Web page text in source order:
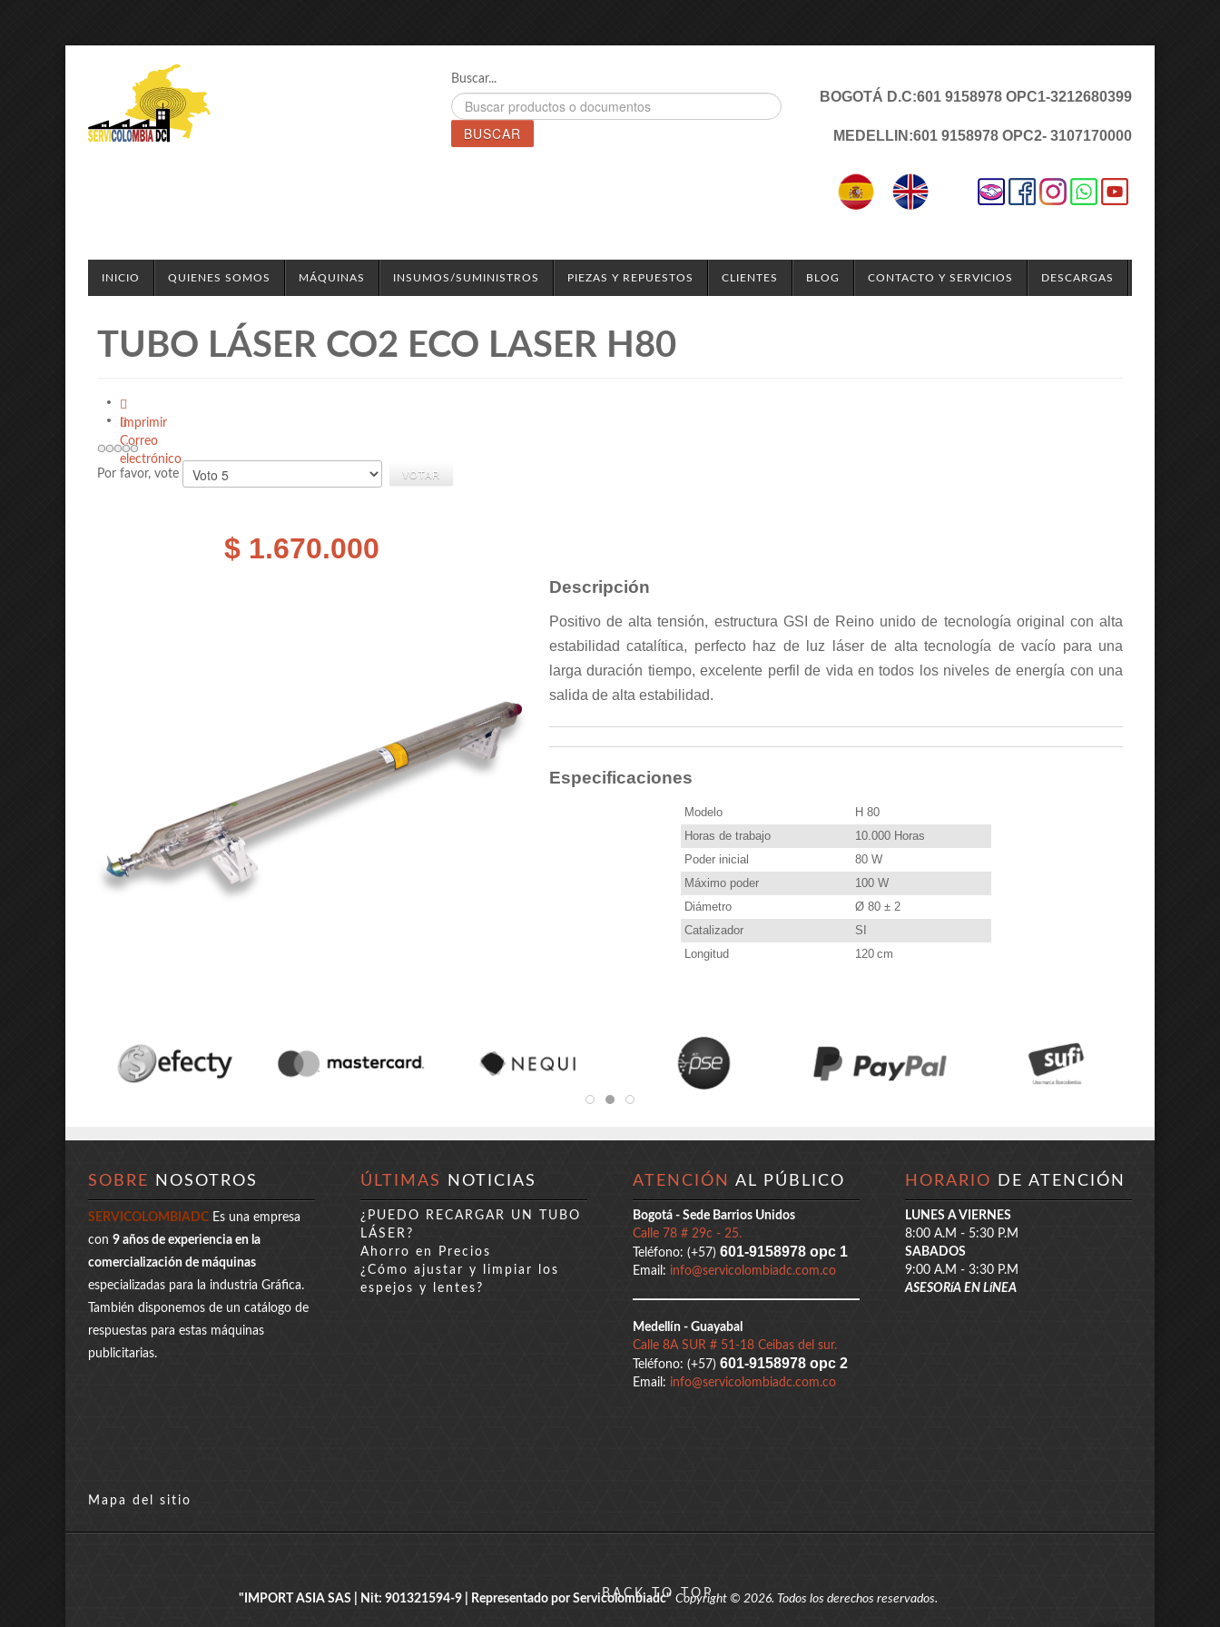
Buscar...
BUSCAR
BOGOTÁ D.C:601 9158978 OPC1-3212680399
MEDELLIN:601 9158978 OPC2- 3107170000
INICIO QUIENES SOMOS MÁQUINAS INSUMOS/SUMINISTROS PIEZAS Y REPUESTOS CLIENTES BLOG CONTACTO Y SERVICIOS DESCARGAS
TUBO LÁSER CO2 ECO LASER H80
Imprimir
Correo
electrónico
Por favor, vote
$ 1.670.000
Descripción
Positivo de alta tensión, estructura GSI de Reino unido de tecnología original con alta
estabilidad catalítica, perfecto haz de luz láser de alta tecnología de vacío para una
larga duración tiempo, excelente perfil de vida en todos los niveles de energía con una
salida de alta estabilidad.
Especificaciones
Modelo
H 80
Horas de trabajo
10.000 Horas
Poder inicial
80 W
Máximo poder
100 W
Diámetro
Ø 80 ± 2
Catalizador
SI
Longitud
120 cm
SOBRE NOSOTROS
SERVICOLOMBIADC Es una empresa
con 9 años de experiencia en la
comercialización de máquinas
especializadas para la industria Gráfica.
También disponemos de un catálogo de
respuestas para estas máquinas
publicitarias.
ÚLTIMAS NOTICIAS
¿PUEDO RECARGAR UN TUBO
LÁSER?
Ahorro en Precios
¿Cómo ajustar y limpiar los
espejos y lentes?
ATENCIÓN AL PÚBLICO
Bogotá - Sede Barrios Unidos
Calle 78 # 29c - 25.
Teléfono: (+57) 601-9158978 opc 1
Email: info@servicolombiadc.com.co
Medellín - Guayabal
Calle 8A SUR # 51-18 Ceibas del sur.
Teléfono: (+57) 601-9158978 opc 2
Email: info@servicolombiadc.com.co
HORARIO DE ATENCIÓN
LUNES A VIERNES
8:00 A.M - 5:30 P.M
SABADOS
9:00 A.M - 3:30 P.M
ASESORíA EN LíNEA
Mapa del sitio
"IMPORT ASIA SAS | Nit: 901321594-9 | Representado por Servicolombiadc" Copyright © 2026. Todos los derechos reservados.
BACK TO TOP